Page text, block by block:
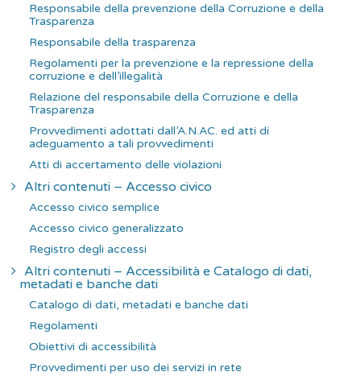
Responsabile della prevenzione della Corruzione e della
Trasparenza
Responsabile della trasparenza
Regolamenti per la prevenzione e la repressione della
corruzione e dell’illegalità
Relazione del responsabile della Corruzione e della
Trasparenza
Provvedimenti adottati dall’A.N.AC. ed atti di
adeguamento a tali provvedimenti
Atti di accertamento delle violazioni
Altri contenuti – Accesso civico
Accesso civico semplice
Accesso civico generalizzato
Registro degli accessi
Altri contenuti – Accessibilità e Catalogo di dati,
metadati e banche dati
Catalogo di dati, metadati e banche dati
Regolamenti
Obiettivi di accessibilità
Provvedimenti per uso dei servizi in rete